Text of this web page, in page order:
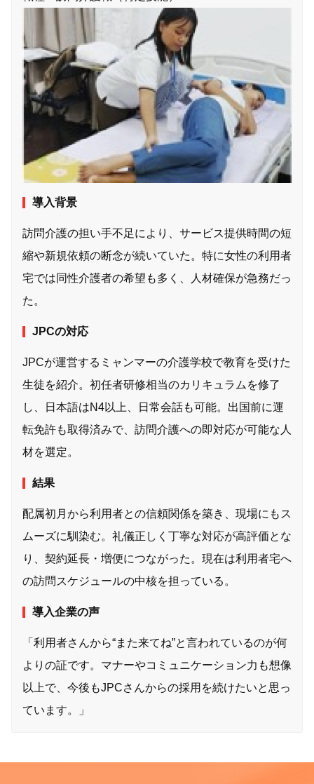
導入背景
訪問介護の担い手不足により、サービス提供時間の短
縮や新規依頼の断念が続いていた。特に女性の利用者
宅では同性介護者の希望も多く、人材確保が急務だっ
た。
JPCの対応
JPCが運営するミャンマーの介護学校で教育を受けた
生徒を紹介。初任者研修相当のカリキュラムを修了
し、日本語はN4以上、日常会話も可能。出国前に運
転免許も取得済みで、訪問介護への即対応が可能な人
材を選定。
結果
配属初月から利用者との信頼関係を築き、現場にもス
ムーズに馴染む。礼儀正しく丁寧な対応が高評価とな
り、契約延長・増便につながった。現在は利用者宅へ
の訪問スケジュールの中核を担っている。
導入企業の声
「利用者さんから“また来てね”と言われているのが何
よりの証です。マナーやコミュニケーション力も想像
以上で、今後もJPCさんからの採用を続けたいと思っ
ています。」